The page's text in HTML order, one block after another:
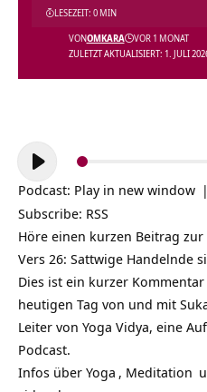
ZULETZT AKTUALISIERT: 1. JULI
VONOMKARA VOR 1 MONAT
LESEZEIT: 0 MIN
Audio-
Player
Podcast: Play in new window |
Subscribe: RSS
Höre einen kurzen Beitrag zur
Vers 26: Sattwige Handelnde
Dies ist ein kurzer
heutigen Tag von und mit
Leiter von Yoga Vidya, eine
Podcast.
Infos über Yoga , Meditation